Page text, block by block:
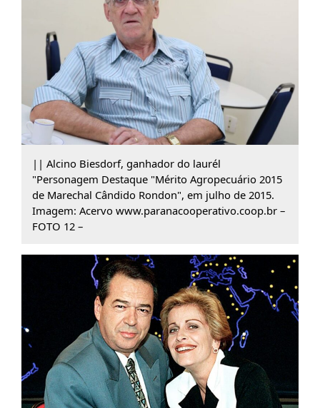
|| Alcino Biesdorf, ganhador do laurél
"Personagem Destaque "Mérito Agropecuário 2015
de Marechal Cândido Rondon", em julho de 2015.
Imagem: Acervo www.paranacooperativo.coop.br –
FOTO 12 –